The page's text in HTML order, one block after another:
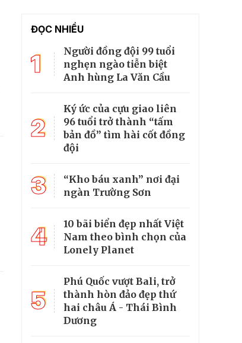
ĐỌC NHIỀU
1
Người đồng đội 99 tuổi
nghẹn ngào tiễn biệt
Anh hùng La Văn Cầu
2
Ký ức của cựu giao liên
96 tuổi trở thành “tấm
bản đồ” tìm hài cốt đồng
đội
3
“Kho báu xanh” nơi đại
ngàn Trường Sơn
4
10 bãi biển đẹp nhất Việt
Nam theo bình chọn của
Lonely Planet
5
Phú Quốc vượt Bali, trở
thành hòn đảo đẹp thứ
hai châu Á - Thái Bình
Dương